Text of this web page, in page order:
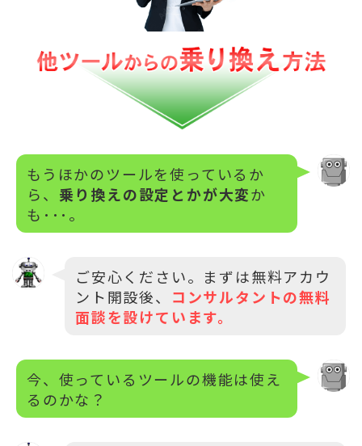
もうほかのツールを使っているか
ら、 乗り換えの設定とかが大変か
も･･･。
ご安心ください。まずは無料アカウ
ント開設後、 コンサルタントの無料
面談を設けています。
今、使っているツールの機能は使え
るのかな？